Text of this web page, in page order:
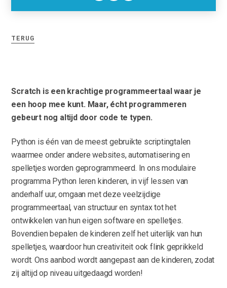
TERUG
Scratch is een krachtige programmeertaal waar je
een hoop mee kunt. Maar, écht programmeren
gebeurt nog altijd door code te typen.
Python is één van de meest gebruikte scriptingtalen
waarmee onder andere websites, automatisering en
spelletjes worden geprogrammeerd. In ons modulaire
programma Python leren kinderen, in vijf lessen van
anderhalf uur, omgaan met deze veelzijdige
programmeertaal, van structuur en syntax tot het
ontwikkelen van hun eigen software en spelletjes.
Bovendien bepalen de kinderen zelf het uiterlijk van hun
spelletjes, waardoor hun creativiteit ook flink geprikkeld
wordt. Ons aanbod wordt aangepast aan de kinderen, zodat
zij altijd op niveau uitgedaagd worden!